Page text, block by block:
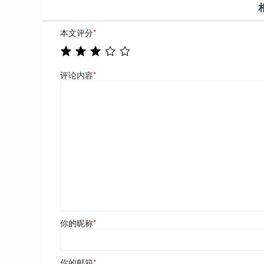
本文评分*
评论内容*
你的昵称*